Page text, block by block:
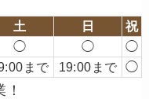
土 日
祝
◯ ◯
◯
まで 19:00まで ◯